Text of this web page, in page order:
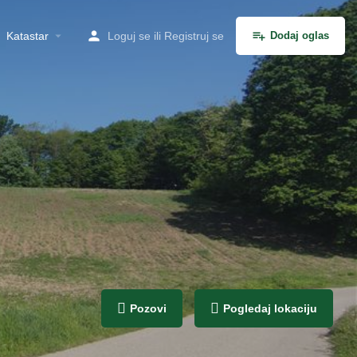
Katastar Loguj se ili Registruj se Dodaj oglas
Pozovi Pogledaj lokaciju